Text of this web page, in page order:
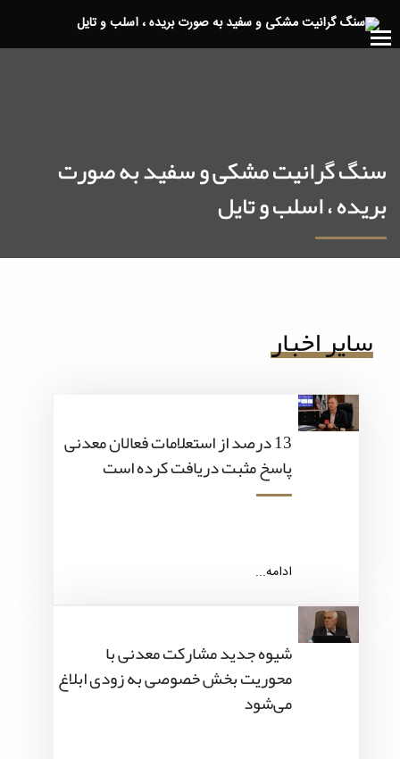
سنگ گرانیت مشکی و سفید به صورت
بریده ، اسلب و تایل
سایر اخبار
13 درصد از استعلامات فعالان معدنی
پاسخ مثبت دریافت کرده است
ادامه...
شیوه جدید مشارکت معدنی با
محوریت بخش خصوصی به زودی ابلاغ
می‌شود